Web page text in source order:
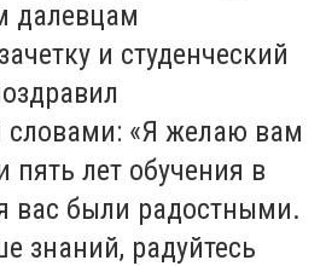
далевцам
и студенческий
словами: «Я желаю вам
пять лет обучения в
вас были радостными.
знаний, радуйтесь